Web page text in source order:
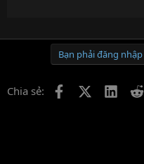
Bạn phải đăng
Chia sẻ: FacebookX (Twitter)